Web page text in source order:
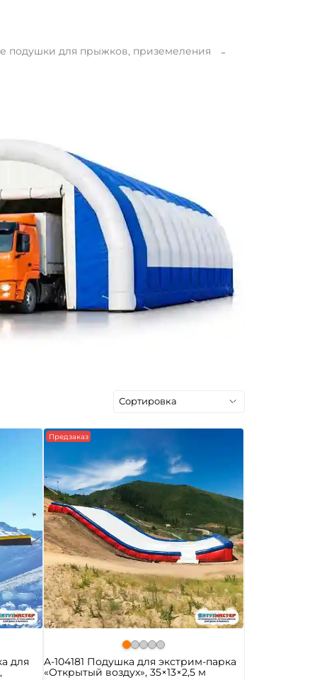
подушки для прыжков, приземеления
для
Предзаказ
A-104181 Подушка для экстрим-парка
«Открытый воздух», 35×13×2,5 м